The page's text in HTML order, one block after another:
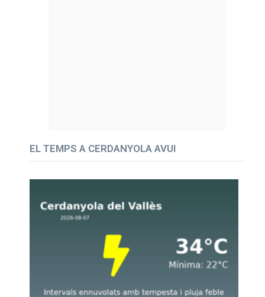
EL TEMPS A CERDANYOLA AVUI